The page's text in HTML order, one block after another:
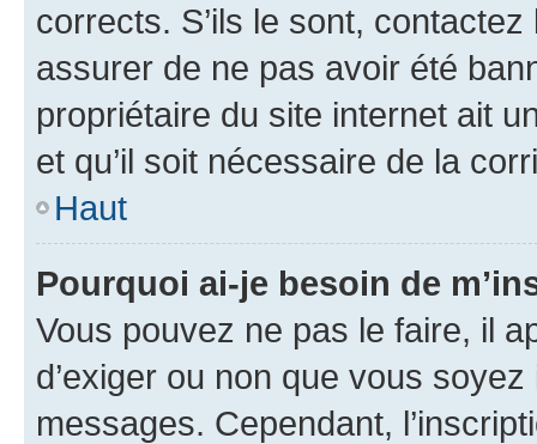
corrects. S’ils le sont,
assurer de ne pas avoir été
propriétaire du site internet ait
et qu’il soit nécessaire de la
Haut
Pourquoi ai-je besoin de
Vous pouvez ne pas le faire, il
d’exiger ou non que vous
messages. Cependant,